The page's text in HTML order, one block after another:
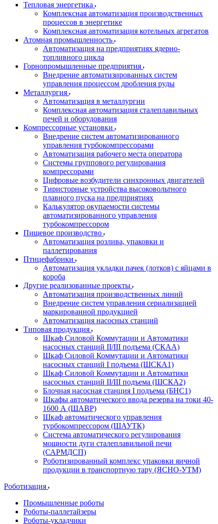
Тепловая энергетика
Комплексная автоматизация производственных
процессов в энергетике
Комплексная автоматизация котельных агрегатов
Атомная промышленность
Автоматизация на предприятиях ядерно-
топливного цикла
Горнопромышленные предприятия
Внедрение автоматизированных систем
управления процессом дробления руды
Металлургия
Автоматизация в металлургии
Комплексная автоматизация сталеплавильных
печей и оборудования
Компрессорные установки
Внедрение систем автоматизированного
управления турбокомпрессорами
Автоматизация рабочего места оператора
Системы группового регулирования
компрессорами
Цифровые возбудители синхронных двигателей
Тиристорные устройства высоковольтного
плавного пуска на предприятиях
Калькулятор окупаемости системы
автоматизированного управления
турбокомпрессором
Пищевое производство
Автоматизация розлива, упаковки и
паллетирования
Птицефабрики
Автоматизация укладки пачек (лотков) с яйцами в
короба
Другие реализованные проекты
Автоматизация производственных линий
Внедрение систем управления сериализацией
маркированной продукцией
Автоматизация насосных станций
Типовая продукция
Шкаф Силовой Коммутации и Автоматики
насосных станций II/III подъема (СКАА)
Шкаф Силовой Коммутации и Автоматики
насосных станций I подъема (ШСКА1)
Шкаф Силовой Коммутации и Автоматики
насосных станций II/III подъема (ШСКА2)
Блочная насосная станция I подъема (БНС1)
Шкафы автоматического ввода резерва на токи 40-
1600 А (ШАВР)
Шкаф автоматического управления
турбокомпрессором (ШАУТК)
Система автоматического регулирования
мощности дуги сталеплавильной печи
(САРМДСП)
Роботизированный комплекс упаковки яичной
продукции в транспортную тару (ЯСНО-УТМ)
Роботизация
Промышленные роботы
Роботы-паллетайзеры
Роботы-укладчики